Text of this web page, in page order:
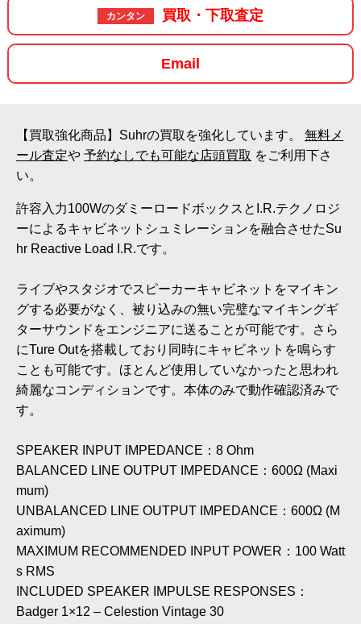
カンタン 買取・下取査定
Email
【買取強化商品】Suhrの買取を強化しています。 無料メ
ール査定や 予約なしでも可能な店頭買取 をご利用下さ
い。
許容入力100WのダミーロードボックスとI.R.テクノロジ
ーによるキャビネットシュミレーションを融合させたSu
hr Reactive Load I.R.です。
ライブやスタジオでスピーカーキャビネットをマイキン
グする必要がなく、被り込みの無い完璧なマイキングギ
ターサウンドをエンジニアに送ることが可能です。さら
にTure Outを搭載しており同時にキャビネットを鳴らす
ことも可能です。ほとんど使用していなかったと思われ
綺麗なコンディションです。本体のみで動作確認済みで
す。
SPEAKER INPUT IMPEDANCE：8 Ohm
BALANCED LINE OUTPUT IMPEDANCE：600Ω (Maxi
mum)
UNBALANCED LINE OUTPUT IMPEDANCE：600Ω (M
aximum)
MAXIMUM RECOMMENDED INPUT POWER：100 Watt
s RMS
INCLUDED SPEAKER IMPULSE RESPONSES：
Badger 1×12 – Celestion Vintage 30